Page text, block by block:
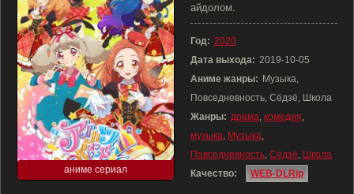
аниме сериал
айдолом.
Год: 2020
Дата выхода: 2019-10-05
Аниме жанры: Музыка,
Повседневность, Сёдзё, Школа
Жанры: драма, комедия,
музыка, Музыка,
Повседневность, Сёдзё, Школа
Качество:
WEB-DLRip